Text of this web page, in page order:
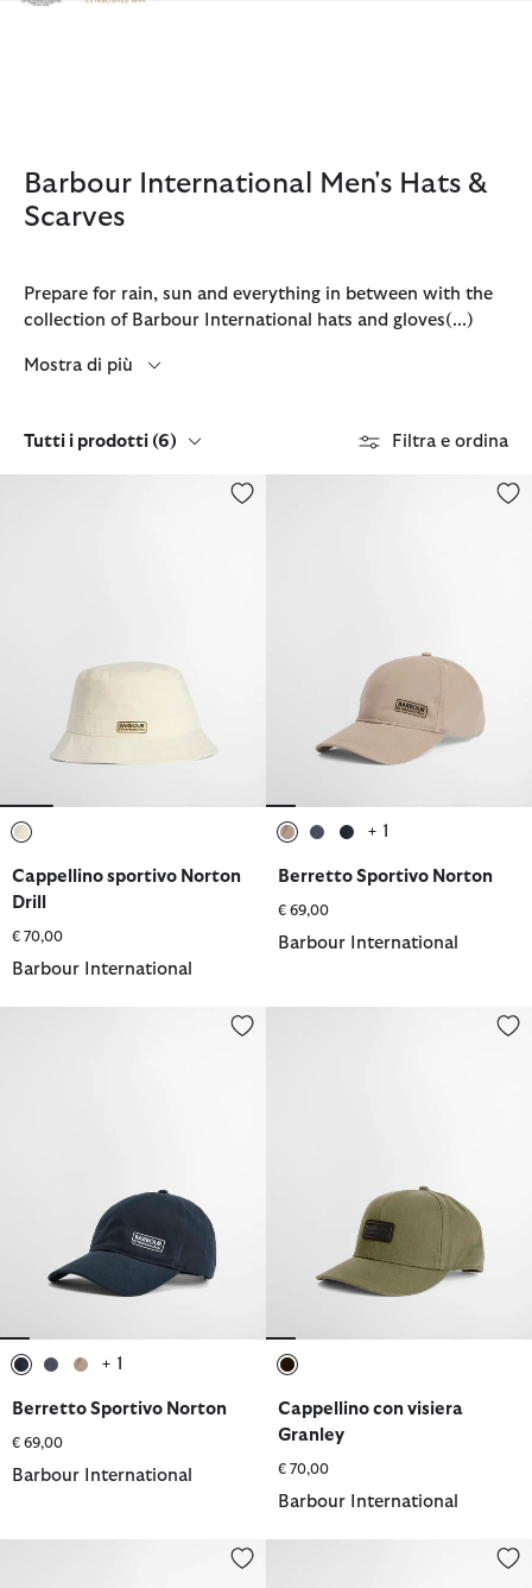
Clicca per visualizzare la nostra Dichiarazione di Accessibilità
Barbour International Men's Hats &
Scarves
Prepare for rain, sun and everything in between with the
collection of Barbour International hats and gloves(...)
Mostra di più
Tutti i prodotti (6) Filtra e ordina
Cappellino sportivo Norton Drill
Cappellino sportivo Norton
Drill
€ 70,00
Barbour International
+ 1
Berretto Sportivo Norton
€ 69,00
Barbour International
+ 1
Berretto Sportivo Norton
€ 69,00
Barbour International
Cappellino con visiera Granley
Cappellino con visiera
Granley
€ 70,00
Barbour International